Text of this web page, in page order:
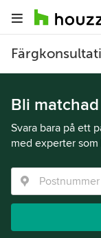
Bli
Svara bara på ett
med experter